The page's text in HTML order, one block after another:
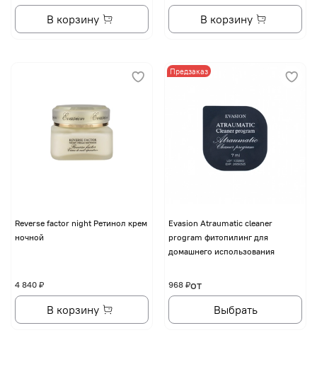
В корзину В корзину
Reverse factor night Ретинол крем
ночной
4 840 ₽
В корзину
Предзаказ
Evasion Atraumatic cleaner
program фитопилинг для
домашнего использования
от
968 ₽
Выбрать